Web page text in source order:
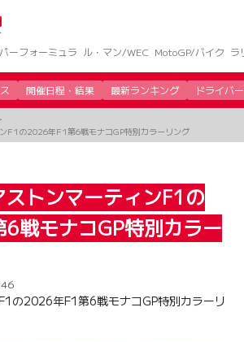
ーフォーミュラ ル・マン/WEC MotoGP/バイク ラ
開催日程・結果 最新ランキング ドライバー
F1の2026年F1第6戦モナコGP特別カラーリング
ストンマーティンF1の
戦モナコGP特別カラー
の2026年F1第6戦モナコGP特別カラーリ